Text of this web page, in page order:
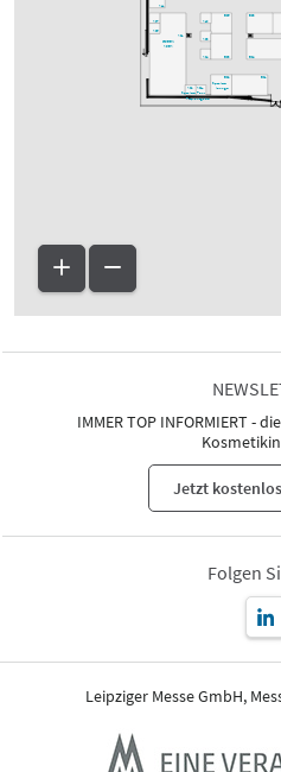
A01
GREEN
AREA
A04
A07
A11
A02a
Ton-
ausgabe
B01
B02
Speakers-
lounge
B08
B04
B05
A08
A10
A02
Speakers-
Prep.
A05
B03
IMMER TOP INFORMIERT -
Jetzt
Folgen
Leipziger Messe GmbH,